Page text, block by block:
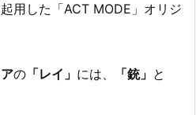
用した「ACT MODE」オリジ
の 「レイ」 には、 「銃」 と